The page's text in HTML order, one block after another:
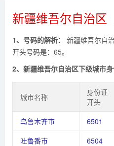
新疆维吾尔自治区
1、号码的解析：
新疆维吾尔自
开头号码是：65。
2、新疆维吾尔自治区下级城市身
城市名称
身份证
开头
乌鲁木齐市
6501
吐鲁番市
6504